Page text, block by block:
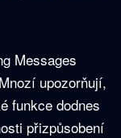
Messages
upozorňují,
funkce dodnes
přizpůsobení